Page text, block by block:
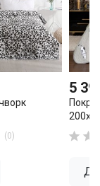
(0)
5
 